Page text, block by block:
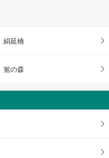
絹延橋
鴬の森